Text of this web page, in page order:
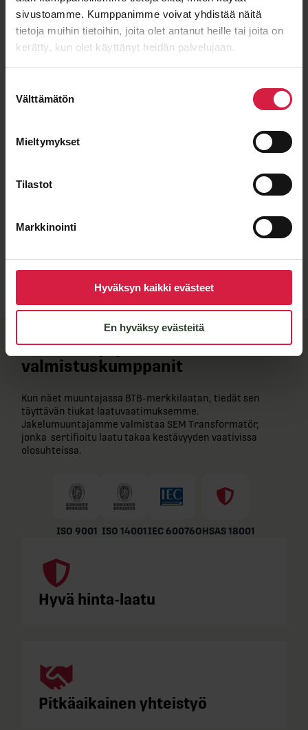
sivustoamme. Kumppanimme voivat yhdistää näitä
tietoja muihin tietoihin, joita olet antanut heille tai joita on
kerätty, kun olet käyttänyt heidän palvelujaan.
valinta
Välttämätön
Mieltymykset
Tilastot
Markkinointi
Hyväksyn kaikki evästeet
En hyväksy evästeitä
Viesti
BTB-​laatu ja joustavat
valmistuskumppanit
Kun näet muuntajassa BTB-​merkkilaatan, tiedät sen
täyttävän tiukat laatuvaatimuksemme.
Jakelumuuntajamme valmistaa SEM Transformatör,
jonka sertifioitu laatu takaa kestävyyden vaativissa
olosuhteissa.
ISO 9001 ISO 14001IEC 60076OHSAS 18001
Hyvä hinta-laatu
Pitkäaikainen yhteistyö